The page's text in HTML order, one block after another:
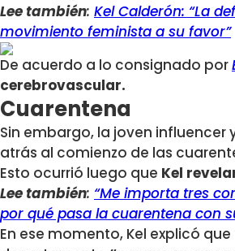
Lee también: Kel Calderón: “La
movimiento feminista a su favor”
De acuerdo a lo consignado por
cerebrovascular.
Cuarentena
Sin embargo, la joven
atrás al comienzo de las
Esto ocurrió luego que Kel
Lee también: “Me importa tres
por qué pasa la cuarentena con
En ese momento, Kel explicó